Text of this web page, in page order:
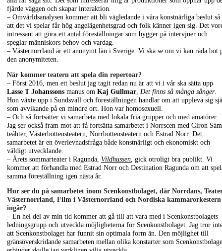
fjärde väggen och skapar interaktion.
– Omvärldsanalysen kommer att bli vägledande i våra konstnärliga beslut så
att det vi spelar får hög angelägenhetsgrad och folk känner igen sig. Det
intressant att göra ett antal föreställningar som bygger på intervjuer och
speglar människors behov och vardag.
– Västernorrland är ett anonymt län i Sverige. Vi ska se om vi kan råda bot
den anonymiteten.
När kommer teatern att spela din repertoar?
– Först 2016, men ett beslut jag tagit redan nu är att vi i vår ska sätta upp
Lasse T Johanssons manus om Kaj Gullmar Det finns så många sånger.
Hon växte upp i Sundsvall och föreställningen handlar om att uppleva sig
som avvikande på en mindre ort. Hon var homosexuell.
– Och så fortsätter vi samarbeta med lokala fria grupper och med amatörer.
Jag ser också fram mot att få fortsätta samarbetet i Norrscen med Giron
teáhter, Västerbottensteatern, Norrbottensteatern och Estrad Norr. Det
samarbetet är en överlevnadsfråga både konstnärligt och ekonomiskt och
väldigt utvecklande.
– Årets sommarteater i Ragunda, Vildhussen gick otroligt bra publikt. Vi
kommer att förhandla med Estrad Norr och Destination Ragunda om att
samma föreställning igen nästa år.
Hur ser du på samarbetet inom Scenkonstbolaget, där Norrdans,
Västernorrland, Film i Västernorrland och Nordiska kammarorkestern
ingår?
– En hel del av min tid kommer att gå till att vara med i Scenkonstbolagets
ledningsgrupp och utveckla möjligheterna för Scenkonstbolaget. Jag tror
att Scenkonstbolaget har funnit sin optimala form än. Den möjlighet till
gränsöverskridande samarbeten mellan olika konstarter som